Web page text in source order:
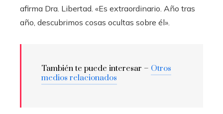
afirma Dra. Libertad. «Es extraordinario. Año tras
año, descubrimos cosas ocultas sobre él».
También te puede interesar – Otros
medios relacionados